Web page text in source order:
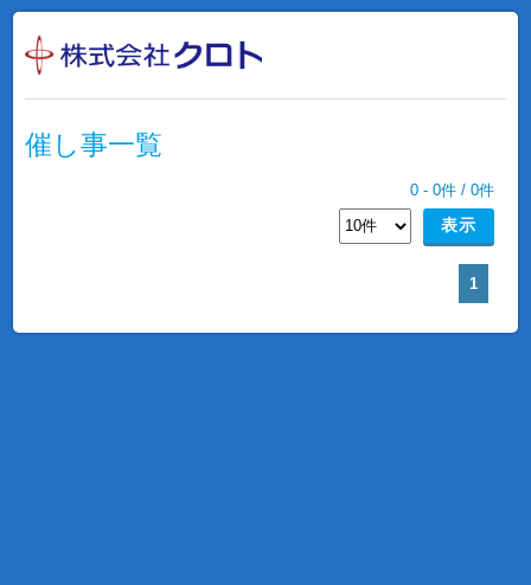
催し事一覧
0- 0件 / 0件
1